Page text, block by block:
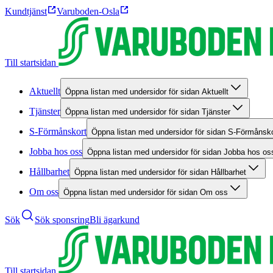
Kundtjänst Varuboden-Osla
Till startsidan
Aktuellt Öppna listan med undersidor för sidan Aktuellt
Tjänster Öppna listan med undersidor för sidan Tjänster
S-Förmånskort Öppna listan med undersidor för sidan S-
Jobba hos oss Öppna listan med undersidor för sidan Jobba hos
Hållbarhet Öppna listan med undersidor för sidan Hållbarhet
Om oss Öppna listan med undersidor för sidan Om oss
Sök Sök sponsringBli ägarkund
Till startsidan